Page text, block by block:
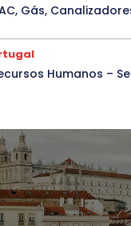
Gás,
Humanos –